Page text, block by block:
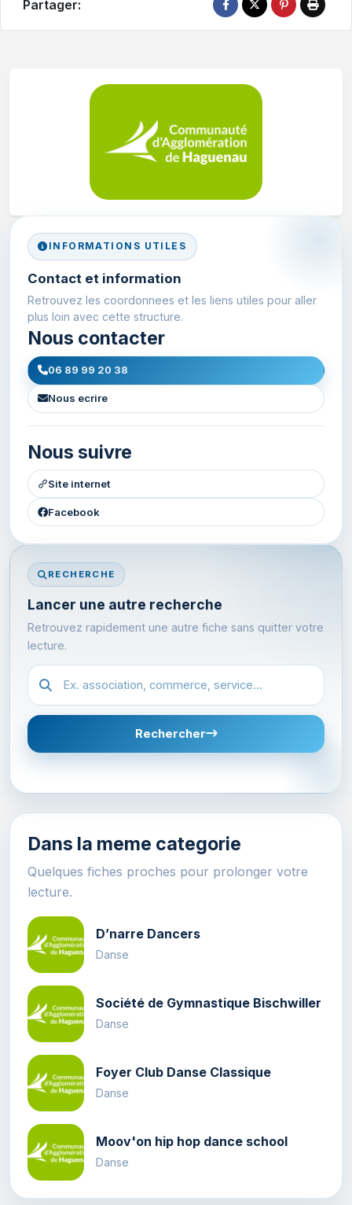
Partager:
INFORMATIONS UTILES
Contact et information
Retrouvez les coordonnees et les liens utiles pour aller
plus loin avec cette structure.
Nous contacter
06 89 99 20 38
Nous ecrire
Nous suivre
Site internet
Facebook
RECHERCHE
Lancer une autre recherche
Retrouvez rapidement une autre fiche sans quitter votre
lecture.
Recherche dans l'annuaire
Rechercher
Dans la meme categorie
Quelques fiches proches pour prolonger votre
lecture.
D’narre Dancers
Danse
Société de Gymnastique Bischwiller
Danse
Foyer Club Danse Classique
Danse
Moov'on hip hop dance school
Danse